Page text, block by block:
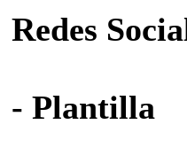
Redes
- Plantilla